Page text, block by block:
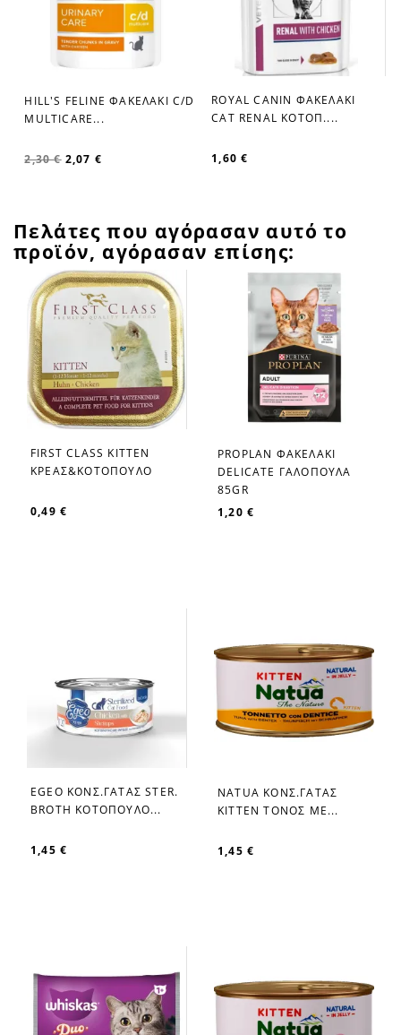
favorite_border
HILL'S FELINE ΦΑΚΕΛΑΚΙ C/D
MULTICARE...
2,30 € 2,07 €
favorite_border
ROYAL CANIN ΦΑΚΕΛΑΚΙ
CAT RENAL ΚΟΤΟΠ....
1,60 €
Πελάτες που αγόρασαν αυτό το
προϊόν, αγόρασαν επίσης:
favorite_border
FIRST CLASS KITTEN
ΚΡΕΑΣ&ΚΟΤΟΠΟΥΛΟ
0,49 €
favorite_border
PROPLAN ΦΑΚΕΛΑΚΙ
DELICATE ΓΑΛΟΠΟΥΛΑ
85GR
1,20 €
favorite_border
EGEO ΚΟΝΣ.ΓΑΤΑΣ STER.
BROTH ΚΟΤΟΠΟΥΛΟ...
1,45 €
favorite_border
NATUA ΚΟΝΣ.ΓΑΤΑΣ
KITTEN ΤΟΝΟΣ ΜΕ...
1,45 €